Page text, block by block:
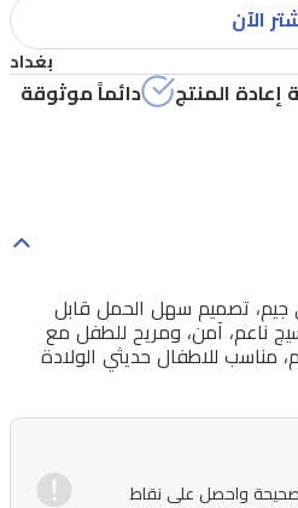
الآن
بغداد
المنتج
دائماً موثوقة
جيم، تصميم سهل الحمل قابل
ناعم، آمن، ومريح للطفل مع
واحصل على نقاط